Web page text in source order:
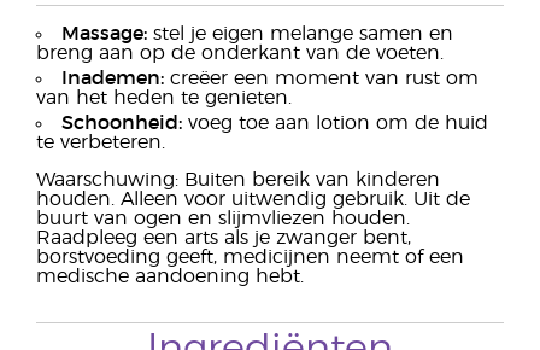
Massage: stel je eigen melange samen en
breng aan op de onderkant van de voeten.
Inademen: creëer een moment van rust om
van het heden te genieten.
Schoonheid: voeg toe aan lotion om de huid
te verbeteren.
Waarschuwing: Buiten bereik van kinderen
houden. Alleen voor uitwendig gebruik. Uit de
buurt van ogen en slijmvliezen houden.
Raadpleeg een arts als je zwanger bent,
borstvoeding geeft, medicijnen neemt of een
medische aandoening hebt.